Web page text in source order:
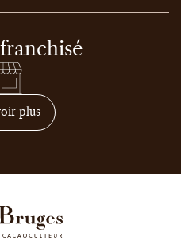
plussur comment devenir